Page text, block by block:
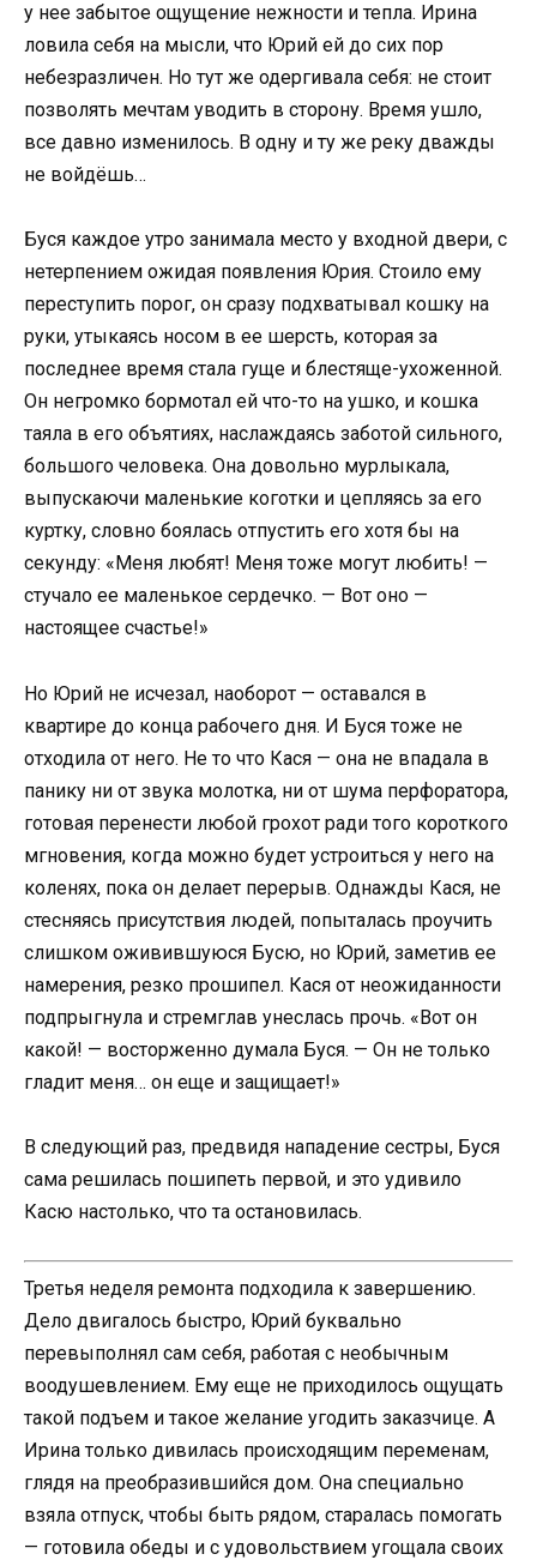
у нее забытое ощущение нежности и тепла. Ирина
ловила себя на мысли, что Юрий ей до сих пор
небезразличен. Но тут же одергивала себя: не стоит
позволять мечтам уводить в сторону. Время ушло,
все давно изменилось. В одну и ту же реку дважды
не войдёшь…
Буся каждое утро занимала место у входной двери, с
нетерпением ожидая появления Юрия. Стоило ему
переступить порог, он сразу подхватывал кошку на
руки, утыкаясь носом в ее шерсть, которая за
последнее время стала гуще и блестяще-ухоженной.
Он негромко бормотал ей что-то на ушко, и кошка
таяла в его объятиях, наслаждаясь заботой сильного,
большого человека. Она довольно мурлыкала,
выпускаючи маленькие коготки и цепляясь за его
куртку, словно боялась отпустить его хотя бы на
секунду: «Меня любят! Меня тоже могут любить! —
стучало ее маленькое сердечко. — Вот оно —
настоящее счастье!»
Но Юрий не исчезал, наоборот — оставался в
квартире до конца рабочего дня. И Буся тоже не
отходила от него. Не то что Кася — она не впадала в
панику ни от звука молотка, ни от шума перфоратора,
готовая перенести любой грохот ради того короткого
мгновения, когда можно будет устроиться у него на
коленях, пока он делает перерыв. Однажды Кася, не
стесняясь присутствия людей, попыталась проучить
слишком оживившуюся Бусю, но Юрий, заметив ее
намерения, резко прошипел. Кася от неожиданности
подпрыгнула и стремглав унеслась прочь. «Вот он
какой! — восторженно думала Буся. — Он не только
гладит меня… он еще и защищает!»
В следующий раз, предвидя нападение сестры, Буся
сама решилась пошипеть первой, и это удивило
Касю настолько, что та остановилась.
Третья неделя ремонта подходила к завершению.
Дело двигалось быстро, Юрий буквально
перевыполнял сам себя, работая с необычным
воодушевлением. Ему еще не приходилось ощущать
такой подъем и такое желание угодить заказчице. А
Ирина только дивилась происходящим переменам,
глядя на преобразившийся дом. Она специально
взяла отпуск, чтобы быть рядом, старалась помогать
— готовила обеды и с удовольствием угощала своих